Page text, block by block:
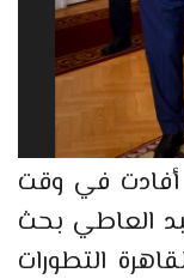
أفادت في وقت
العاطي بحث
التطورات